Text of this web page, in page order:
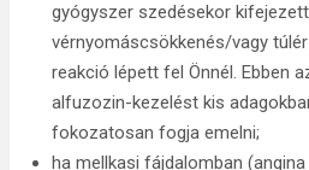
gyógyszer szedésekor kifejezett
vérnyomáscsökkenés/vagy
reakció lépett fel Önnél. Ebben
alfuzozin-kezelést kis
fokozatosan fogja emelni;
ha mellkasi fájdalomban